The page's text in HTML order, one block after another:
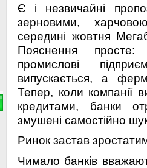
Є і незвичайні
зерновими,
середині жовтня
Пояснення
промислові
випускається, а
Тепер, коли компанії
кредитами, банки
змушені самостійно
Ринок застав
Чимало банків